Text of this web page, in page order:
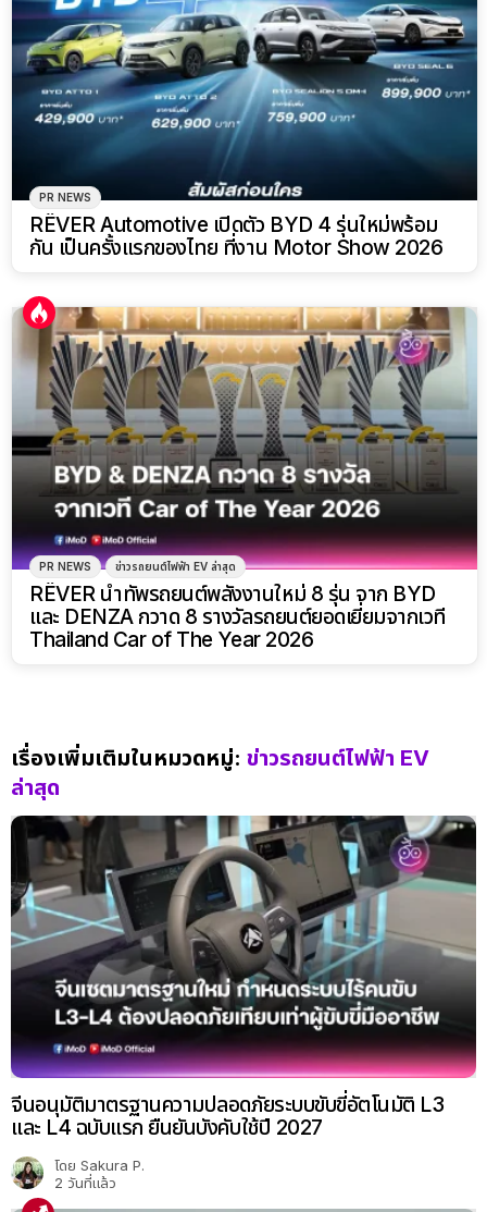
PR NEWS
RÊVER Automotive เปิดตัว BYD 4 รุ่นใหม่พร้อม
กัน เป็นครั้งแรกของไทย ที่งาน Motor Show 2026
PR NEWS ข่าวรถยนต์ไฟฟ้า EV ล่าสุด
RÊVER นำทัพรถยนต์พลังงานใหม่ 8 รุ่น จาก BYD
และ DENZA กวาด 8 รางวัลรถยนต์ยอดเยี่ยมจากเวที
Thailand Car of The Year 2026
เรื่องเพิ่มเติมในหมวดหมู่: ข่าวรถยนต์ไฟฟ้า EV
ล่าสุด
จีนอนุมัติมาตรฐานความปลอดภัยระบบขับขี่อัตโนมัติ L3
และ L4 ฉบับแรก ยืนยันบังคับใช้ปี 2027
โดย Sakura P.
2 วันที่แล้ว